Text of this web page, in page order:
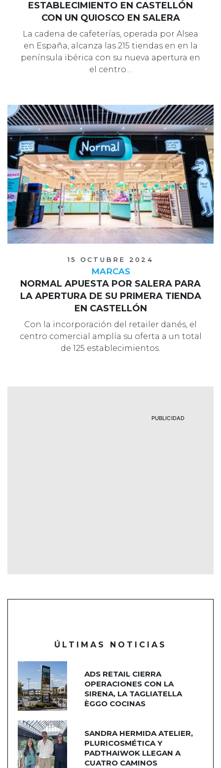
ESTABLECIMIENTO EN CASTELLÓN
CON UN QUIOSCO EN SALERA
La cadena de cafeterías, operada por Alsea
en España, alcanza las 215 tiendas en en la
península ibérica con su nueva apertura en
el centro…
15 OCTUBRE 2024
MARCAS
NORMAL APUESTA POR SALERA PARA
LA APERTURA DE SU PRIMERA TIENDA
EN CASTELLÓN
Con la incorporación del retailer danés, el
centro comercial amplía su oferta a un total
de 125 establecimientos.
PUBLICIDAD
ÚLTIMAS NOTICIAS
ADS RETAIL CIERRA
OPERACIONES CON LA
SIRENA, LA TAGLIATELLA
ÈGGO COCINAS
SANDRA HERMIDA ATELIER,
PLURICOSMÉTICA Y
PADTHAIWOK LLEGAN A
CUATRO CAMINOS